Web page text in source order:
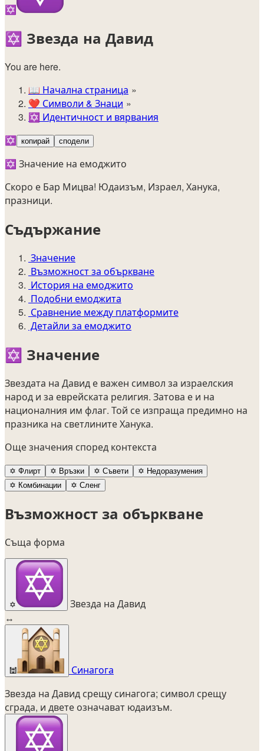
✡️
✡️ Звезда на Давид
You are here.
📖 Начална страница
❤️ Символи & Знаци
✡️ Идентичност и вярвания
✡️ копирай сподели
✡️ Значение на емоджито
Скоро е Бар Мицва! Юдаизъм, Израел, Ханука,
празници.
Съдържание
Значение
Възможност за объркване
История на емоджито
Подобни емоджита
Сравнение между платформите
Детайли за емоджито
✡️ Значение
Звездата на Давид е важен символ за израелския
народ и за еврейската религия. Затова е и на
националния им флаг. Той се изпраща предимно на
празника на светлините Ханука.
Още значения според контекста
✡️ Флирт ✡️ Връзки ✡️ Съвети ✡️ Недоразумения
✡️ Комбинации ✡️ Сленг
Възможност за объркване
Съща форма
✡️
Звезда на Давид
↔
🕍
Синагога
Звезда на Давид срещу синагога; символ срещу
сграда, и двете означават юдаизъм.